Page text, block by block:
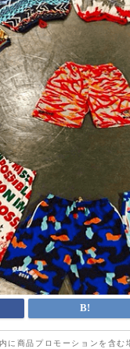
に商品プロモーションを含む